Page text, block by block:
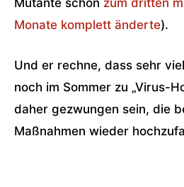
Mutante schon zum dritten
Monate komplett änderte).
Und er rechne, dass sehr
noch im Sommer zu „Virus-
daher gezwungen sein, die
Maßnahmen wieder